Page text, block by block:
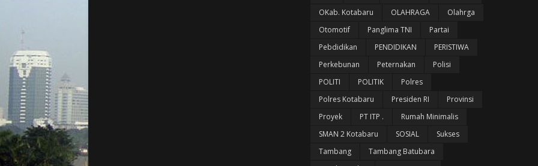
OKab. Kotabaru
OLAHRAGA
Olahrga
Otomotif
Panglima TNI
Partai
Pebdidikan
PENDIDIKAN
PERISTIWA
Perkebunan
Peternakan
Polisi
POLITI
POLITIK
Polres
Polres Kotabaru
Presiden RI
Provinsi
Proyek
PT ITP .
Rumah Minimalis
SMAN 2 Kotabaru
SOSIAL
Sukses
Tambang
Tambang Batubara